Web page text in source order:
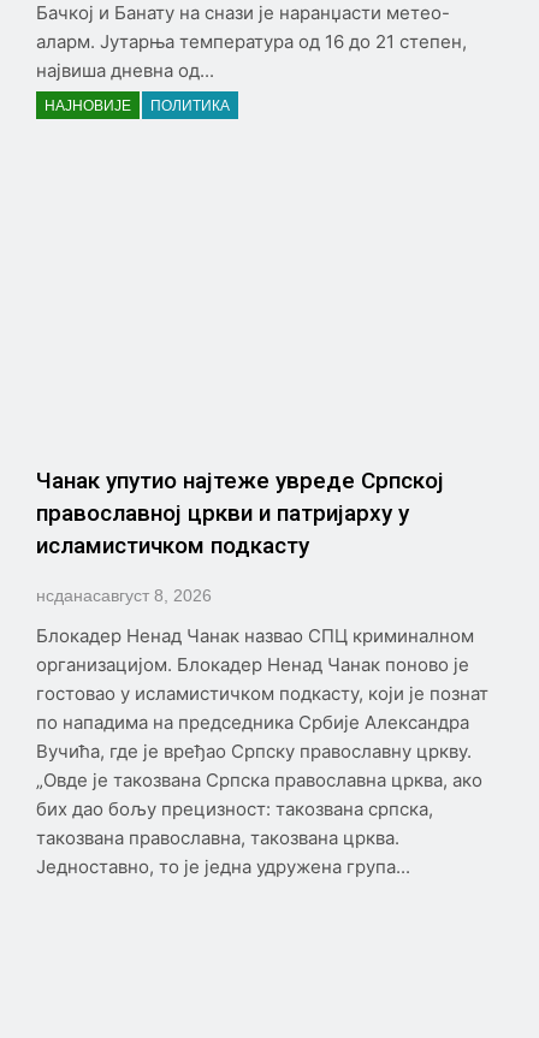
Бачкој и Банату на снази је наранџасти метео-
аларм. Јутарња температура од 16 до 21 степен,
највиша дневна од...
НАЈНОВИЈЕ ПОЛИТИКА
Чанак упутио најтеже увреде Српској
православној цркви и патријарху у
исламистичком подкасту
нсданасавгуст 8, 2026
Блокадер Ненад Чанак назвао СПЦ криминалном
организацијом. Блокадер Ненад Чанак поново је
гостовао у исламистичком подкасту, који је познат
по нападима на председника Србије Александра
Вучића, где је вређао Српску православну цркву.
„Овде је такозвана Српска православна црква, ако
бих дао бољу прецизност: такозвана српска,
такозвана православна, такозвана црква.
Једноставно, то је једна удружена група...